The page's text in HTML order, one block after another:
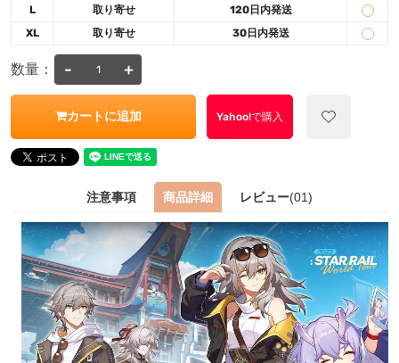
L
取り寄せ
120日内発送
XL
取り寄せ 30日内発送
数量： - +
カートに追加 Yahoo!で購入
注意事項 商品詳細 レビュー(01)